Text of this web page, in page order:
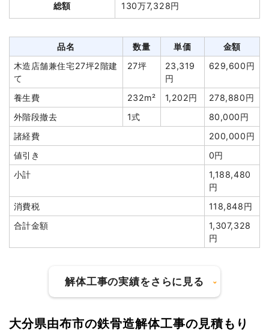
総額 130万7,328円
品名 数量 単価
金額
木造店舗兼住宅27坪2階建
て
27坪
23,319
円
629,600円
養生費 232m² 1,202円
278,880円
外階段撤去
1式
80,000円
諸経費
200,000円
値引き
0円
小計
1,188,480
円
消費税
118,848円
合計金額
1,307,328
円
解体工事の実績をさらに見る
大分県由布市の鉄骨造解体工事の見積もり